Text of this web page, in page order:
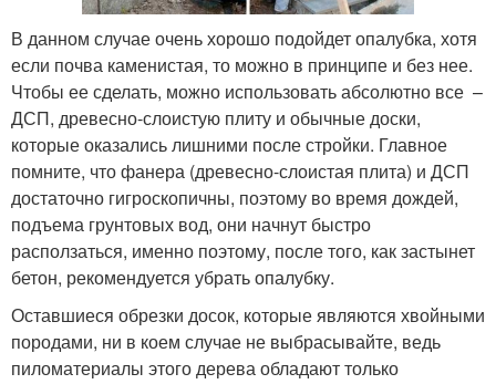
В данном случае очень хорошо подойдет опалубка, хотя
если почва каменистая, то можно в принципе и без нее.
Чтобы ее сделать, можно использовать абсолютно все –
ДСП, древесно-слоистую плиту и обычные доски,
которые оказались лишними после стройки. Главное
помните, что фанера (древесно-слоистая плита) и ДСП
достаточно гигроскопичны, поэтому во время дождей,
подъема грунтовых вод, они начнут быстро
расползаться, именно поэтому, после того, как застынет
бетон, рекомендуется убрать опалубку.
Оставшиеся обрезки досок, которые являются хвойными
породами, ни в коем случае не выбрасывайте, ведь
пиломатериалы этого дерева обладают только